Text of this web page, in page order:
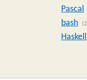
Pascal
bash
Haskell